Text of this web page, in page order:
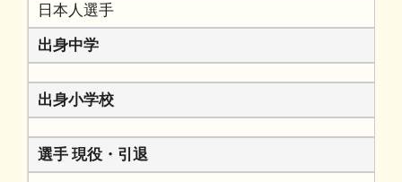
日本人選手
出身中学
出身小学校
選手 現役・引退